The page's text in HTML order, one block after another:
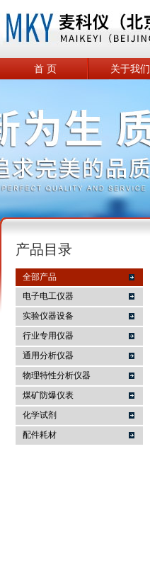
麦科仪（北京）科技有限公司
首 页 关于我们
产品目录
全部产品
电子电工仪器
实验仪器设备
行业专用仪器
通用分析仪器
物理特性分析仪器
煤矿防爆仪表
化学试剂
配件耗材